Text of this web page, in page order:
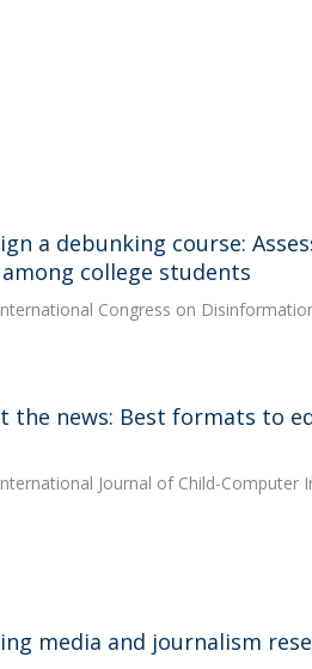
a debunking course:
college students
Congress on
the news: Best formats to
Journal of Child-Computer
media and journalism